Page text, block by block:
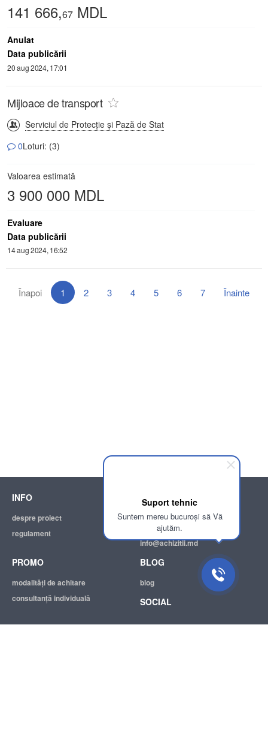
Suport tehnic
Suntem mereu bucuroși să Vă
ajutăm.
141 666,67 MDL
Anulat
Data publicării
20 aug 2024, 17:01
Mijloace de transport
Serviciul de Protecție și Pază de Stat
0Loturi: (3)
Valoarea estimată
3 900 000 MDL
Evaluare
Data publicării
14 aug 2024, 16:52
Înapoi 1 2 3 4 5 6 7 Înainte
INFO
despre proiect
regulament
SUPPORT
ajutor
adresa electronică:
info@achizitii.md
PROMO
modalităţi de achitare
consultanță individuală
BLOG
blog
SOCIAL